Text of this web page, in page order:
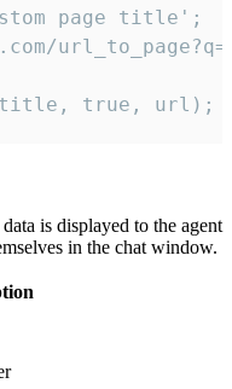
page title';
true, url);
is displayed to the agent
in the chat window.